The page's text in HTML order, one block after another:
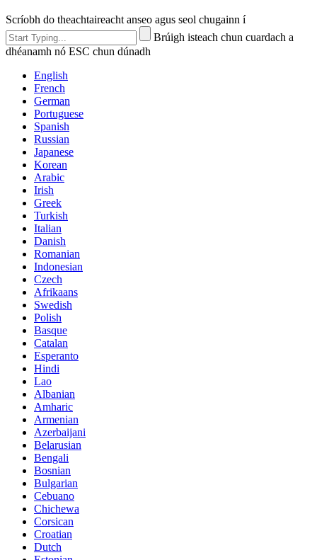
Scríobh do theachtaireacht anseo agus seol chugainn í
Brúigh isteach chun cuardach a
dhéanamh nó ESC chun dúnadh
English
French
German
Portuguese
Spanish
Russian
Japanese
Korean
Arabic
Irish
Greek
Turkish
Italian
Danish
Romanian
Indonesian
Czech
Afrikaans
Swedish
Polish
Basque
Catalan
Esperanto
Hindi
Lao
Albanian
Amharic
Armenian
Azerbaijani
Belarusian
Bengali
Bosnian
Bulgarian
Cebuano
Chichewa
Corsican
Croatian
Dutch